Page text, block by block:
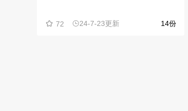
72 24-7-23更新 14份